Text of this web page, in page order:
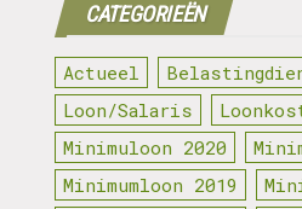
CATEGORIEËN
Actueel
Loon/Salaris
Minimuloon 2020
Minimumloon 2019